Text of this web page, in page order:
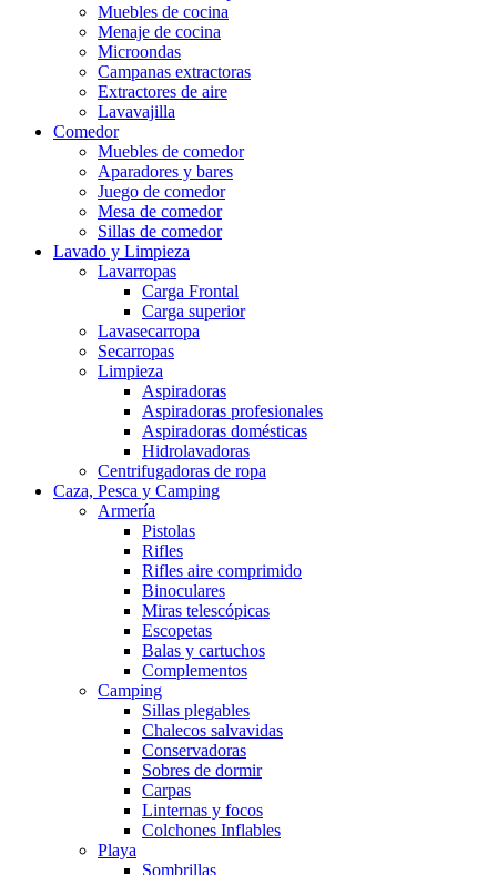
Muebles de cocina
Menaje de cocina
Microondas
Campanas extractoras
Extractores de aire
Lavavajilla
Comedor
Muebles de comedor
Aparadores y bares
Juego de comedor
Mesa de comedor
Sillas de comedor
Lavado y Limpieza
Lavarropas
Carga Frontal
Carga superior
Lavasecarropa
Secarropas
Limpieza
Aspiradoras
Aspiradoras profesionales
Aspiradoras domésticas
Hidrolavadoras
Centrifugadoras de ropa
Caza, Pesca y Camping
Armería
Pistolas
Rifles
Rifles aire comprimido
Binoculares
Miras telescópicas
Escopetas
Balas y cartuchos
Complementos
Camping
Sillas plegables
Chalecos salvavidas
Conservadoras
Sobres de dormir
Carpas
Linternas y focos
Colchones Inflables
Playa
Sombrillas